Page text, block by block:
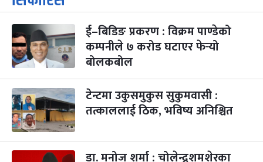
आइत कार्तिक १, २०८३
३
मंगल
महानवमी
कार्तिक ३, २०८३-Oct 20, 2026
२ महिना बाँकी
४
५
बिहि
पापा‌ङ्कुशा एकादशी व्रत
कार्तिक ५, २०८३
२ महिना बाँकी
कुकुर तिहार ३ महिना बाँकी
ई–बिडिङ प्रकरण : विक्रम पाण्डेको
कम्पनीले ७ करोड घटाएर फेर्‍यो
बोलकबोल
टेन्टमा उकुसमुकुस सुकुमवासी :
तत्काललाई ठिक, भविष्य अनिश्चित